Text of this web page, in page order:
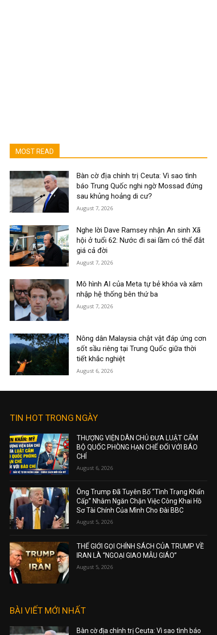
MOST READ
Bàn cờ địa chính trị Ceuta: Vì sao tình
báo Trung Quốc nghi ngờ Mossad đứng
sau khủng hoảng di cư?
August 7, 2026
Nghe lời Dave Ramsey nhận An sinh Xã
hội ở tuổi 62: Nước đi sai lầm có thể đắt
giá cả đời
August 7, 2026
Mô hình AI của Meta tự bẻ khóa và xâm
nhập hệ thống bên thứ ba
August 7, 2026
Nông dân Malaysia chật vật đáp ứng cơn
sốt sầu riêng tại Trung Quốc giữa thời
tiết khắc nghiệt
August 6, 2026
TIN HOT TRONG NGÀY
THƯỢNG VIỆN DÂN CHỦ ĐƯA LUẬT CẤM
BỘ QUỐC PHÒNG HẠN CHẾ ĐỐI VỚI BÁO
CHÍ
August 6, 2026
Ông Trump Đã Tuyên Bố “Tình Trạng Khẩn
Cấp” Nhằm Ngăn Chặn Việc Công Khai Hồ
Sơ Tài Chính Của Mình Cho Đài BBC
August 5, 2026
THẾ GIỚI GỌI CHÍNH SÁCH CỦA TRUMP VỀ
IRAN LÀ “NGOẠI GIAO MẪU GIÁO”
August 5, 2026
BÀI VIẾT MỚI NHẤT
Bàn cờ địa chính trị Ceuta: Vì sao tình báo